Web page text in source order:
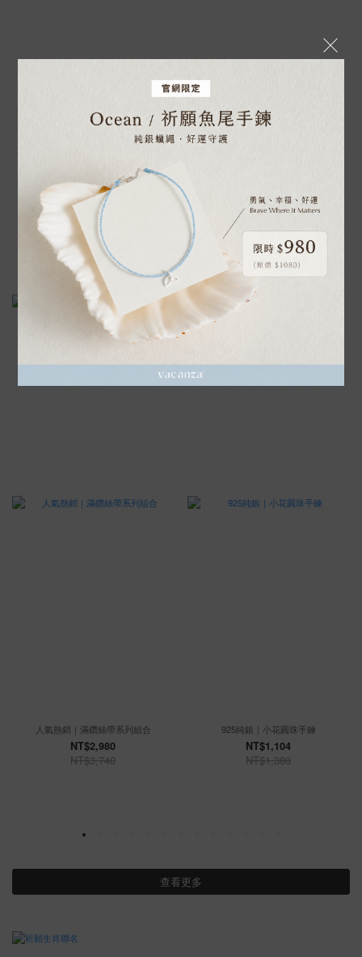
售完
NT$1,080
人氣熱銷｜滿鑽絲帶系列組合
NT$2,980
NT$3,740
925純銀｜小花圓珠手鍊
NT$1,104
NT$1,380
查看更多